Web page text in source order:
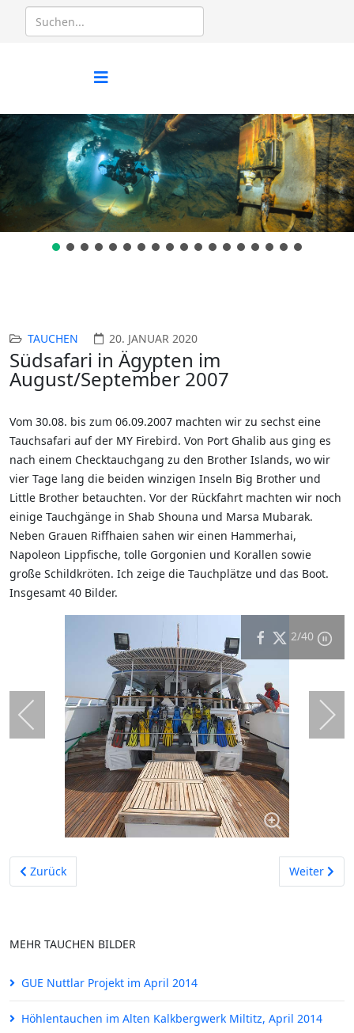
TAUCHEN 20. JANUAR 2020
Südsafari in Ägypten im
August/September 2007
Vom 30.08. bis zum 06.09.2007 machten wir zu sechst eine
Tauchsafari auf der MY Firebird. Von Port Ghalib aus ging es
nach einem Checktauchgang zu den Brother Islands, wo wir
vier Tage lang die beiden winzigen Inseln Big Brother und
Little Brother betauchten. Vor der Rückfahrt machten wir noch
einige Tauchgänge in Shab Shouna und Marsa Mubarak.
Neben Grauen Riffhaien sahen wir einen Hammerhai,
Napoleon Lippfische, tolle Gorgonien und Korallen sowie
große Schildkröten. Ich zeige die Tauchplätze und das Boot.
Insgesamt 40 Bilder.
2/40
Vorheriger Beitrag: Tauchen im Kreidesee Hemmoor im
Zurück Nächster
Weiter
MEHR TAUCHEN BILDER
GUE Nuttlar Projekt im April 2014
Höhlentauchen im Alten Kalkbergwerk Miltitz, April 2014